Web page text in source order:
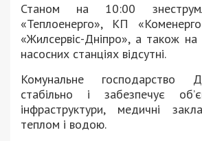
Станом на 10:00
«Теплоенерго», КП
«Жилсервіс-Дніпро», а також на
насосних станціях відсутні.
Комунальне господарство
стабільно і забезпечує
інфраструктури, медичні
теплом і водою.